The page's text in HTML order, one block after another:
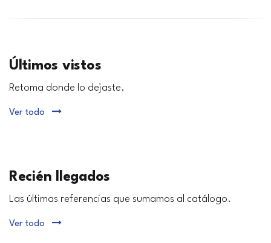
Últimos vistos
Retoma donde lo dejaste.
Ver todo
Recién llegados
Las últimas referencias que sumamos al catálogo.
Ver todo